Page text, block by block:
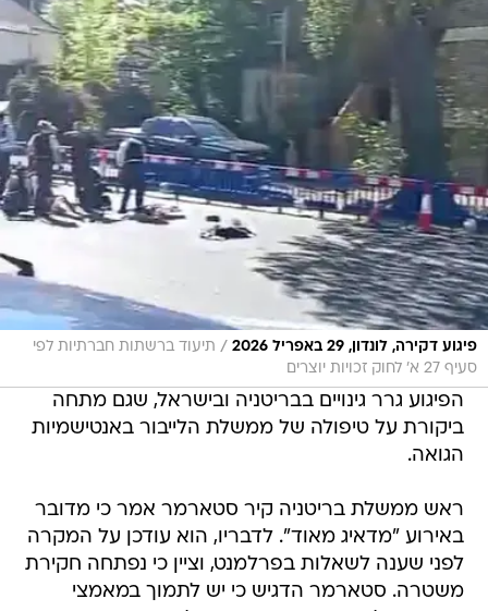
פיגוע דקירה, לונדון, 29 באפריל 2026 / תיעוד ברשתות חברתיות לפי
סעיף 27 א' לחוק זכויות יוצרים
הפיגוע גרר גינויים בבריטניה ובישראל, שגם מתחה
ביקורת על טיפולה של ממשלת הלייבור באנטישמיות
הגואה.
ראש ממשלת בריטניה קיר סטארמר אמר כי מדובר
באירוע "מדאיג מאוד". לדבריו, הוא עודכן על המקרה
לפני שענה לשאלות בפרלמנט, וציין כי נפתחה חקירת
משטרה. סטארמר הדגיש כי יש לתמוך במאמצי